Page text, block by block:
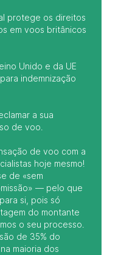
protege os direitos
em voos britânicos
Unido e da UE
indemnização
a sua
de voo.
de voo com a
hoje mesmo!
de «sem
— pelo que
si, pois só
do montante
o seu processo.
de 35% do
maioria dos